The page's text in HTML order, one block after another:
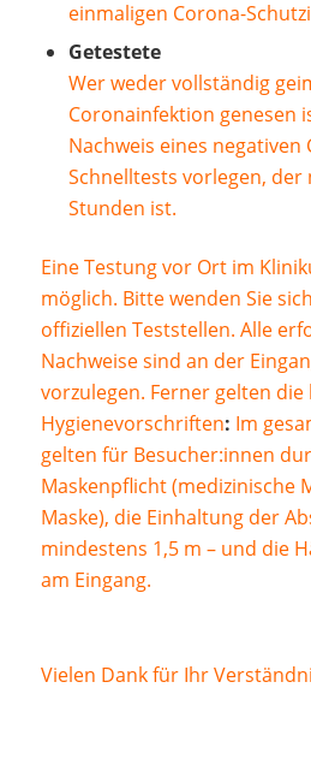
einmaligen Corona-
Getestete
Wer weder vollständig
Coronainfektion genesen
Nachweis eines negativen
Schnelltests vorlegen, der
Stunden ist.
Eine Testung vor Ort im
möglich. Bitte wenden Sie
offiziellen Teststellen. Alle
Nachweise sind an der
vorzulegen. Ferner gelten die
Hygienevorschriften: Im
gelten für Besucher:innen
Maskenpflicht (medizinische
Maske), die Einhaltung der
mindestens 1,5 m – und die
am Eingang.
Vielen Dank für Ihr